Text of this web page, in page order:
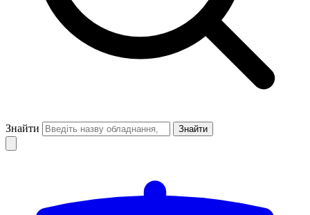
Знайти Знайти